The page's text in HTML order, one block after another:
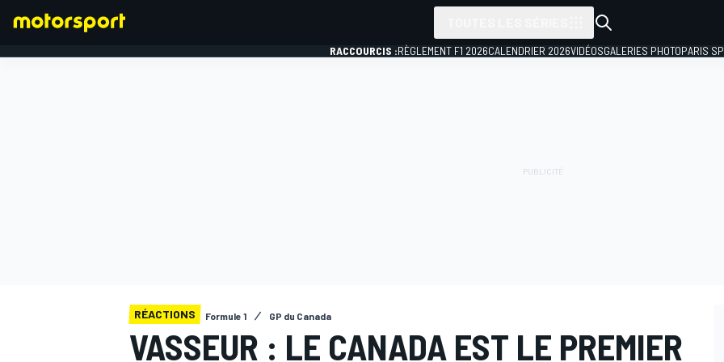
RACCOURCIS :RÈGLEMENT F1 2026CALENDRIER 2026VIDÉOSGALERIES PHOTOPARIS
RÉACTIONS Formule 1 GP du Canada
VASSEUR : LE CANADA EST LE PREMIER